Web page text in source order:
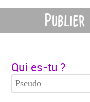
Qui es-tu ?